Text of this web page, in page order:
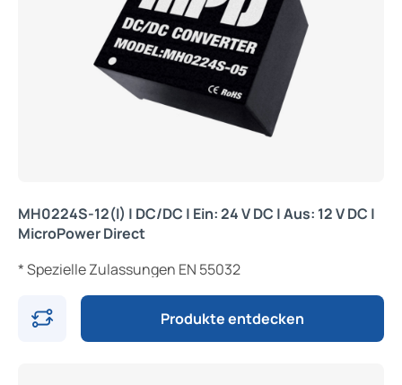
MH0224S-12(I) | DC/DC | Ein: 24 V DC | Aus: 12 V DC |
MicroPower Direct
* Spezielle Zulassungen EN 55032
Produkte entdecken